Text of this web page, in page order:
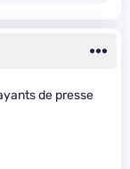
de presse